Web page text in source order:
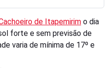
de Itapemirim o dia
forte e sem previsão de
varia de mínima de 17º e